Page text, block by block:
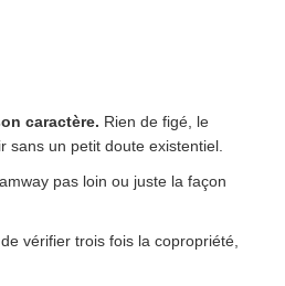
caractère. Rien de figé, le
sans un petit doute existentiel.
pas loin ou juste la façon
de vérifier trois fois la copropriété,